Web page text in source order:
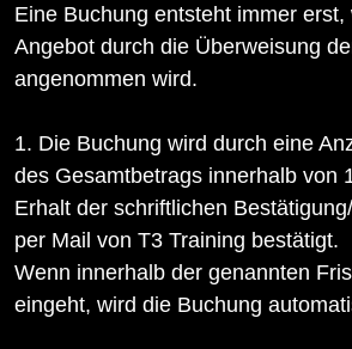
Eine Buchung entsteht immer erst,
Angebot durch die Überweisung
angenommen wird.
1. Die Buchung wird durch eine
des Gesamtbetrags innerhalb von
Erhalt der schriftlichen
per Mail von T3 Training bestätigt.
Wenn innerhalb der genannten
eingeht, wird die Buchung